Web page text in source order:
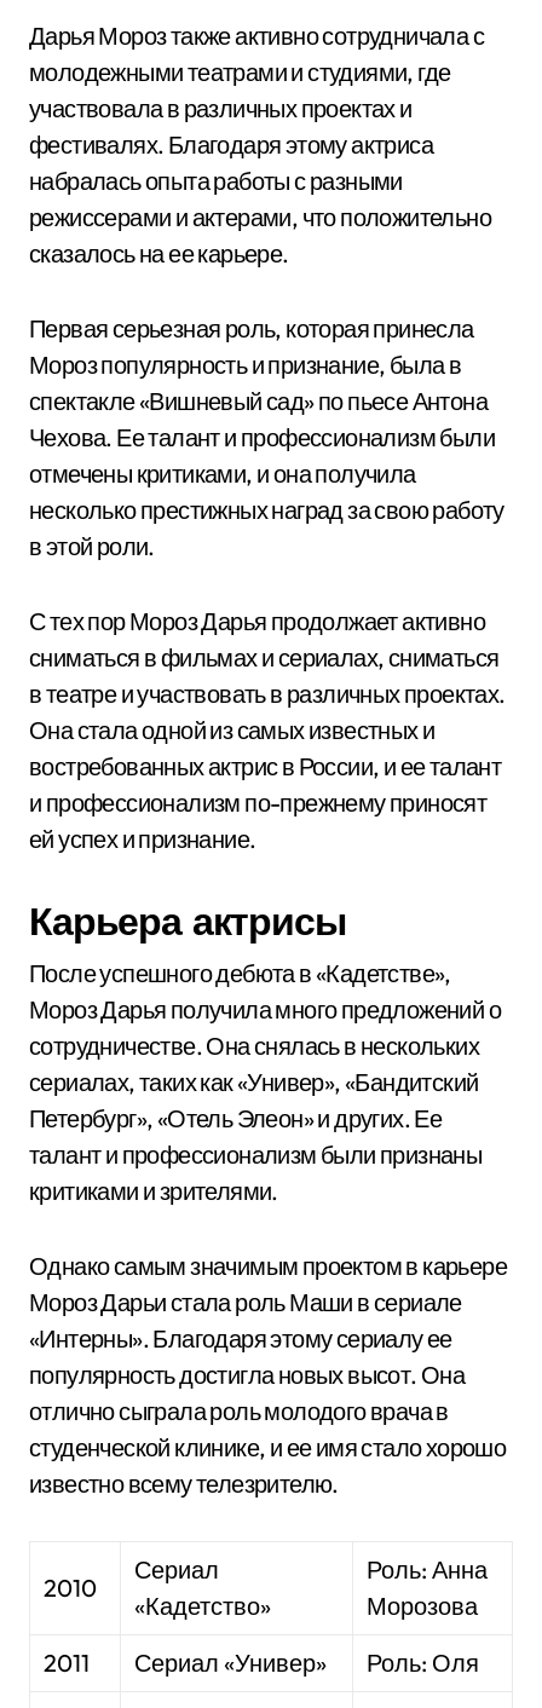
Дарья Мороз также активно сотрудничала с
молодежными театрами и студиями, где
участвовала в различных проектах и
фестивалях. Благодаря этому актриса
набралась опыта работы с разными
режиссерами и актерами, что положительно
сказалось на ее карьере.
Первая серьезная роль, которая принесла
Мороз популярность и признание, была в
спектакле «Вишневый сад» по пьесе Антона
Чехова. Ее талант и профессионализм были
отмечены критиками, и она получила
несколько престижных наград за свою работу
в этой роли.
С тех пор Мороз Дарья продолжает активно
сниматься в фильмах и сериалах, сниматься
в театре и участвовать в различных проектах.
Она стала одной из самых известных и
востребованных актрис в России, и ее талант
и профессионализм по-прежнему приносят
ей успех и признание.
Карьера актрисы
После успешного дебюта в «Кадетстве»,
Мороз Дарья получила много предложений о
сотрудничестве. Она снялась в нескольких
сериалах, таких как «Универ», «Бандитский
Петербург», «Отель Элеон» и других. Ее
талант и профессионализм были признаны
критиками и зрителями.
Однако самым значимым проектом в карьере
Мороз Дарьи стала роль Маши в сериале
«Интерны». Благодаря этому сериалу ее
популярность достигла новых высот. Она
отлично сыграла роль молодого врача в
студенческой клинике, и ее имя стало хорошо
известно всему телезрителю.
2010
Сериал
«Кадетство»
Роль: Анна
Морозова
2011
Сериал «Универ» Роль: Оля